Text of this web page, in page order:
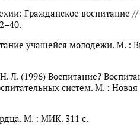
Гражданское воспитание //
учащейся молодежи. М. :
Л. (1996) Воспитание?
систем. М. : Новая
М. : МИК. 311 с.